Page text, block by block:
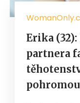
Erika
partnera
pohromou